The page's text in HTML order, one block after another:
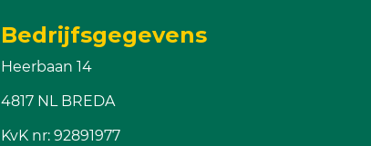
Bedrijfsgegevens
Heerbaan 14
4817 NL BREDA
KvK nr: 92891977